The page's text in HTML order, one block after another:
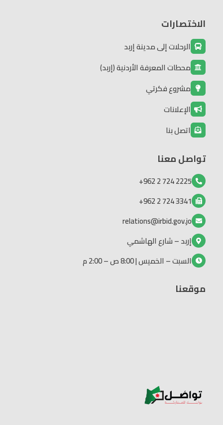
الاختصارات
الرحلات إلى مدينة إربد
محطات المعرفة الأردنية (إربد)
مشروع فكرتي
الإعلانات
اتصل بنا
تواصل معنا
2225 724 2 962+
3341 724 2 962+
relations@irbid.gov.jo
إربد – شارع الهاشمي
السبت – الخميس | 8:00 ص – 2:00 م
موقعنا